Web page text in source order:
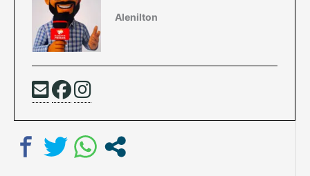
Alenilton